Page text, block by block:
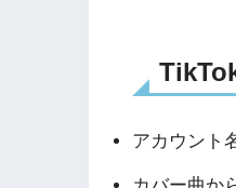
アカウント